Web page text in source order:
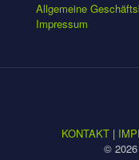
Allgemeine
Impressum
KONTAKT|
©